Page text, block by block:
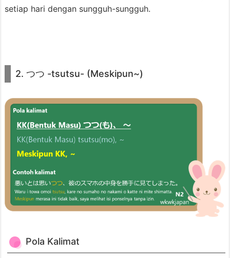
t
h
a
l
i
m
a
t
P
e
setiap hari dengan sungguh-sungguh.
2. つつ -tsutsu- (Meskipun~)
Pola Kalimat